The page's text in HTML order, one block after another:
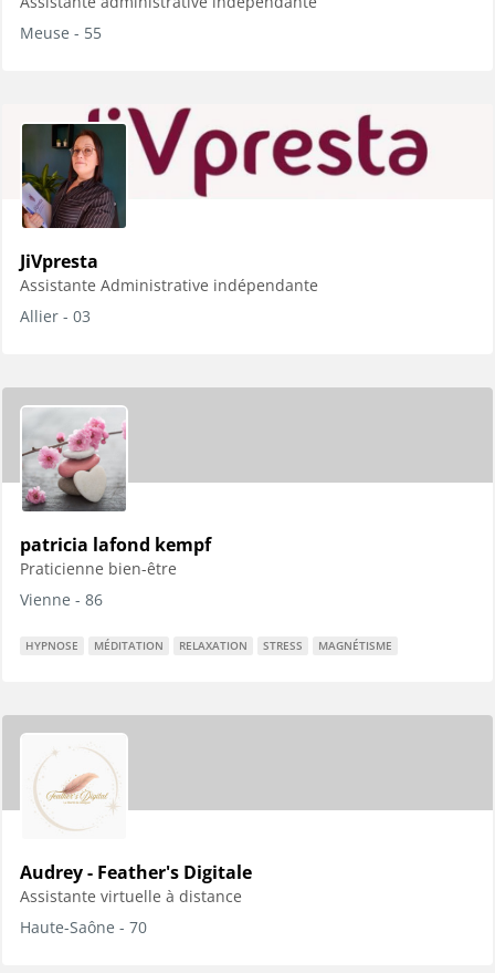
Meuse - 55
JiVpresta
Assistante Administrative indépendante
Allier - 03
patricia lafond kempf
Praticienne bien-être
Vienne - 86
HYPNOSE MÉDITATION RELAXATION STRESS MAGNÉTISME
Audrey - Feather's Digitale
Assistante virtuelle à distance
Haute-Saône - 70